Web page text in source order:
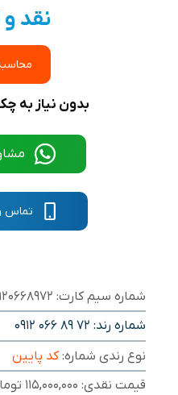
نقد
بدون نیاز به
تماس
شماره سیم کارت: 09120668972
شماره رند: 0912 066 89 72
نوع رندی شماره:کد پایین
قیمت نقدی: 115,000,000 تومان